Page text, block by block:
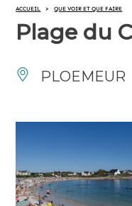
ACCUEIL > QUE VOIR ET QUE FAIRE
Plage du
PLOEMEUR